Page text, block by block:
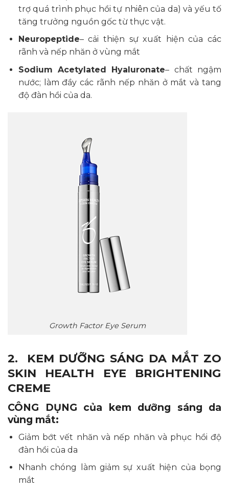
trợ quá trình phục hồi tự nhiên của da) và yếu tố
tăng trưởng nguồn gốc từ thực vật.
Neuropeptide– cải thiện sự xuất hiện của các
rãnh và nếp nhăn ở vùng mắt
Sodium Acetylated Hyaluronate– chất ngậm
nước; làm đầy các rãnh nếp nhăn ở mắt và tang
độ đàn hồi của da.
Growth Factor Eye Serum
2. KEM DƯỠNG SÁNG DA MẮT ZO
SKIN HEALTH EYE BRIGHTENING
CREME
CÔNG DỤNG của kem dưỡng sáng da
vùng mắt:
Giảm bớt vết nhăn và nếp nhăn và phục hồi độ
đàn hồi của da
Nhanh chóng làm giảm sự xuất hiện của bọng
mắt